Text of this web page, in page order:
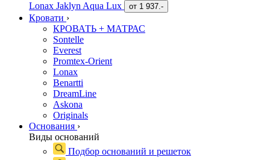
Lonax Jaklyn Aqua Lux от 1 937.-
Кровати ›
КРОВАТЬ + МАТРАС
Sontelle
Everest
Promtex-Orient
Lonax
Benartti
DreamLine
Askona
Originals
Основания ›
Виды оснований
Подбор оснований и решеток